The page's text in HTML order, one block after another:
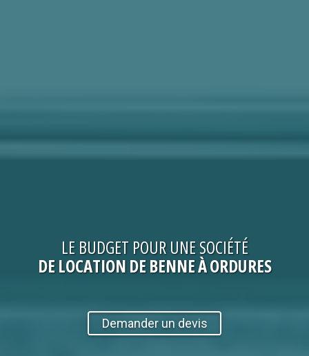
LE BUDGETPOUR UNESOCIÉTÉ
DE LOCATION DE BENNE À ORDURES
Demander un devis